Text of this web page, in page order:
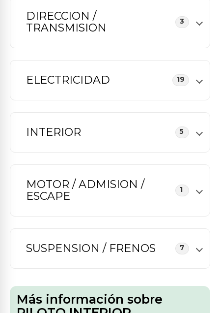
DIRECCION /
TRANSMISION
3
ELECTRICIDAD 19
INTERIOR 5
MOTOR / ADMISION /
ESCAPE
1
SUSPENSION / FRENOS 7
Más información sobre